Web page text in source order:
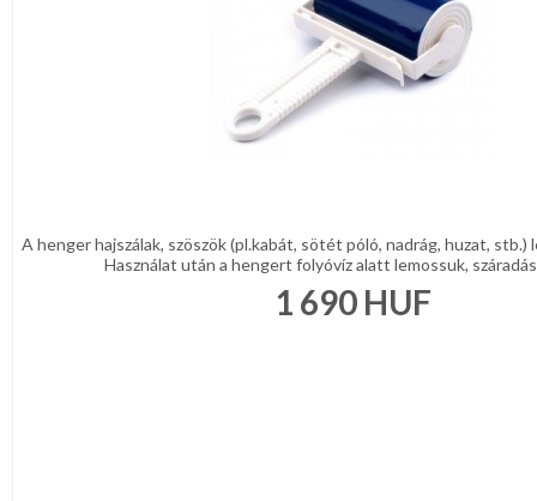
A henger hajszálak, szöszök (pl.kabát, sötét póló, nadrág, huzat, stb.)
Használat után a hengert folyóvíz alatt lemossuk,
1 690 HUF